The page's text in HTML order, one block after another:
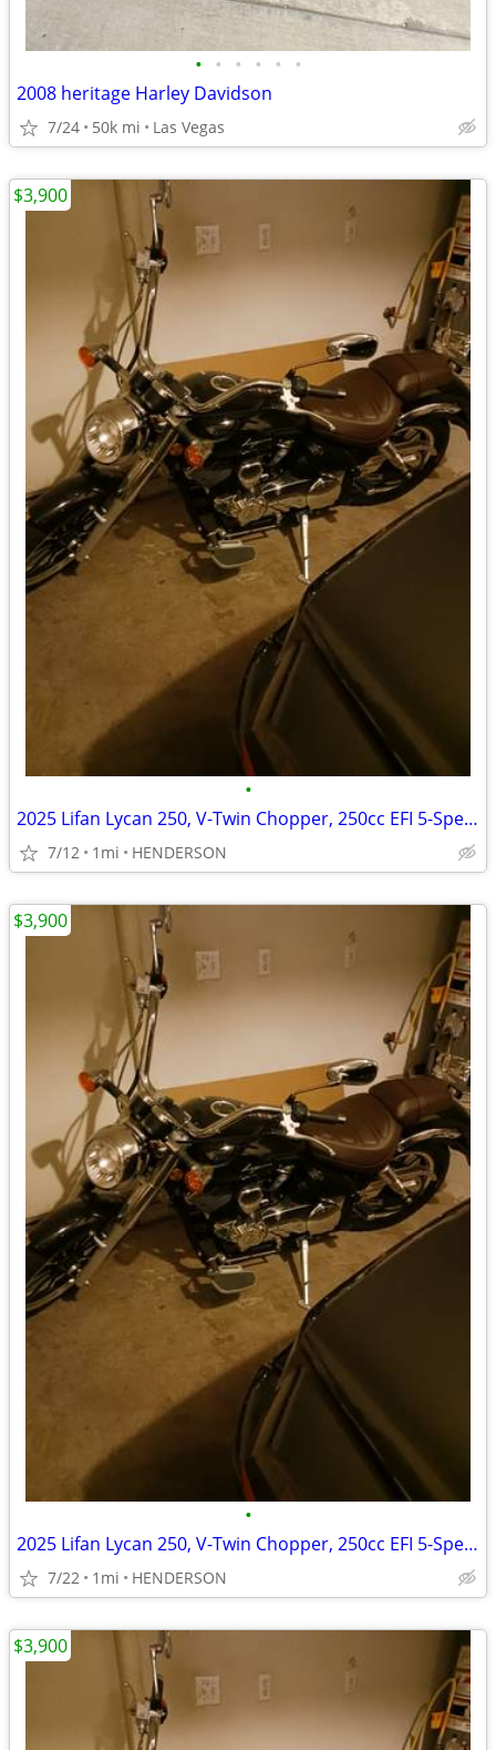
• • • • • •
2008 heritage Harley Davidson
7/24 50k mi Las Vegas
•
2025 Lifan Lycan 250, V-Twin Chopper, 250cc EFI 5-Speed Manual Transmi
7/12 1mi HENDERSON
$3,900
•
2025 Lifan Lycan 250, V-Twin Chopper, 250cc EFI 5-Speed Manual Transmi
7/22 1mi HENDERSON
$3,900
$3,900